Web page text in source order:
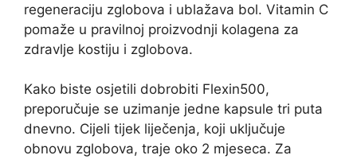
regeneraciju zglobova i ublažava bol. Vitamin C
pomaže u pravilnoj proizvodnji kolagena za
zdravlje kostiju i zglobova.
Kako biste osjetili dobrobiti Flexin500,
preporučuje se uzimanje jedne kapsule tri puta
dnevno. Cijeli tijek liječenja, koji uključuje
obnovu zglobova, traje oko 2 mjeseca. Za